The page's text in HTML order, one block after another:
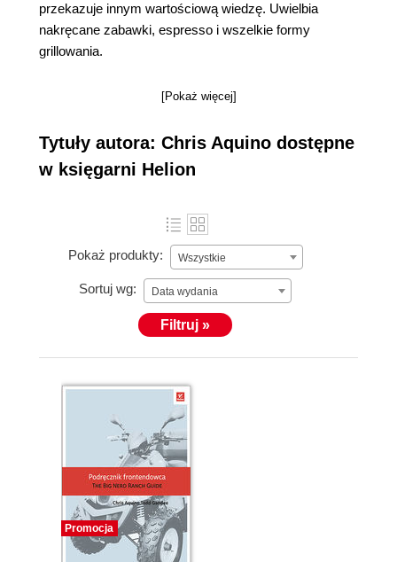
przekazuje innym wartościową wiedzę. Uwielbia
nakręcane zabawki, espresso i wszelkie formy
grillowania.
[Pokaż więcej]
Tytuły autora: Chris Aquino dostępne
w księgarni Helion
Pokaż produkty: Wszystkie
Sortuj wg: Data wydania
Filtruj »
Promocja